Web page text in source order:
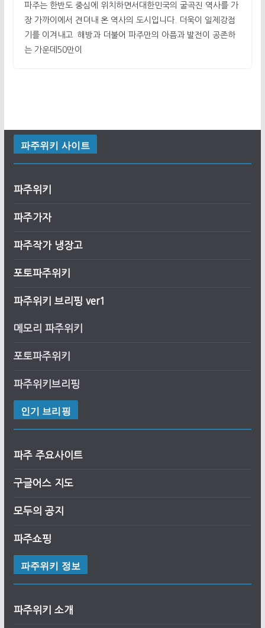
파주는 한반도 중심에 위치하면서대한민국의 굴곡진 역사를 가
장 가까이에서 견뎌내 온 역사의 도시입니다. 더욱이 일제강점
기를 이겨내고 해방과 더불어 파주만의 아픔과 발전이 공존하
는 가운데50만이
파주위키 사이트
파주위키
파주가자
파주작가 냉장고
포토파주위키
파주위키 브리핑 ver1
메모리 파주위키
포토파주위키
파주위키브리핑
인기 브리핑
파주 주요사이트
구글어스 지도
모두의 공지
파주쇼핑
파주위키 정보
파주위키 소개